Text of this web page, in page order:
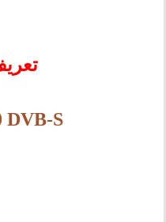
DVB-S